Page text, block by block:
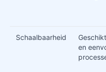
Schaalbaarheid
en